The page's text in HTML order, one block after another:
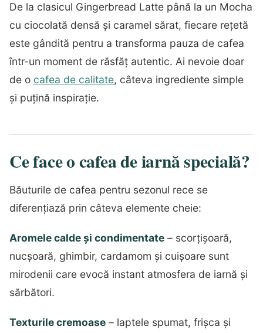
De la clasicul Gingerbread Latte până la un Mocha
cu ciocolată densă și caramel sărat, fiecare rețetă
este gândită pentru a transforma pauza de cafea
într-un moment de răsfăț autentic. Ai nevoie doar
de o cafea de calitate, câteva ingrediente simple
și puțină inspirație.
Ce face o cafea de iarnă specială?
Băuturile de cafea pentru sezonul rece se
diferențiază prin câteva elemente cheie:
Aromele calde și condimentate – scorțișoară,
nucșoară, ghimbir, cardamom și cuișoare sunt
mirodenii care evocă instant atmosfera de iarnă și
sărbători.
Texturile cremoase – laptele spumat, frișca și